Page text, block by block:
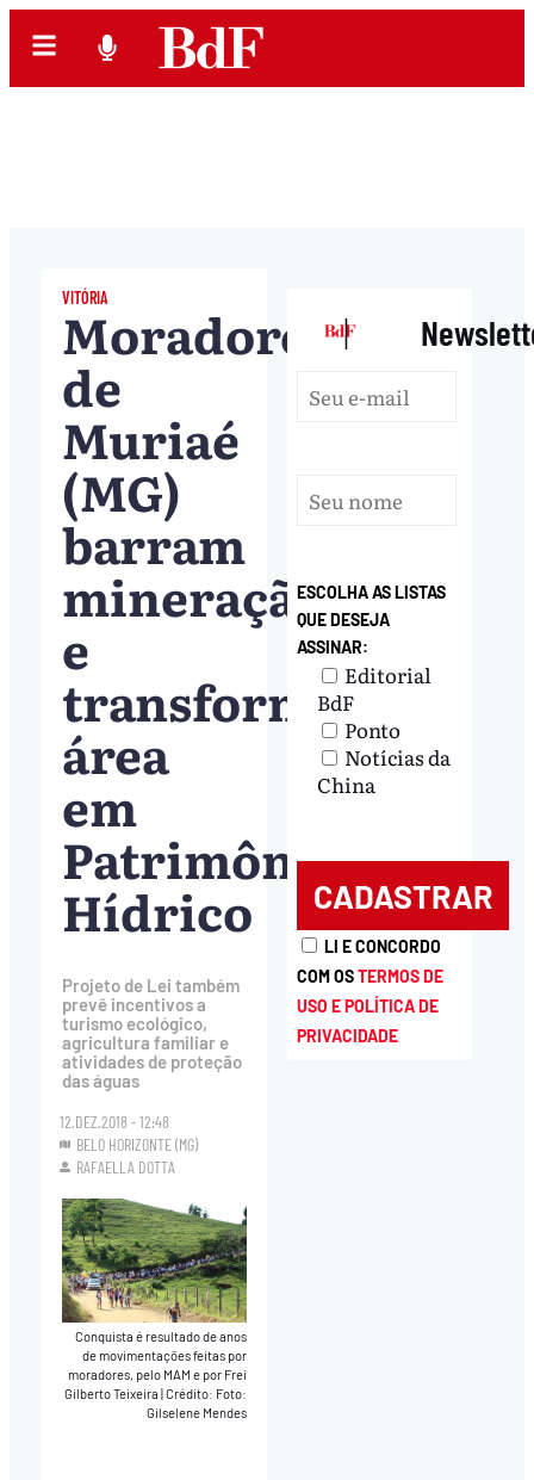
VITÓRIA
Moradores
de
Muriaé
(MG)
barram
mineração
e
transformam
área
em
Patrimônio
Hídrico
Projeto de Lei também
prevê incentivos a
turismo ecológico,
agricultura familiar e
atividades de proteção
das águas
12.DEZ.2018 - 12:48
BELO HORIZONTE (MG)
RAFAELLA DOTTA
Conquista é resultado de anos
de movimentações feitas por
moradores, pelo MAM e por Frei
Gilberto Teixeira|Crédito: Foto:
Gilselene Mendes
|
ESCOLHA AS LISTAS
QUE DESEJA
ASSINAR:
Editorial
BdF
Ponto
Notícias da
China
LI E CONCORDO
COM OSTERMOS DE
USO E POLÍTICA DE
PRIVACIDADE